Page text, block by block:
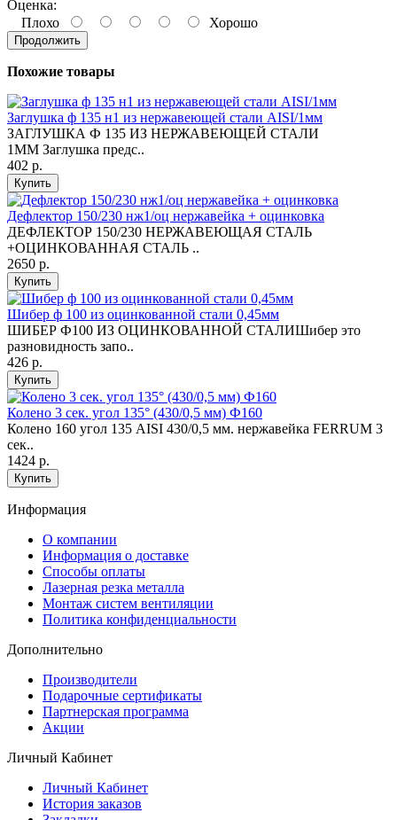
Оценка:
Плохо
Хорошо
Продолжить
Похожие товары
Заглушка ф 135 н1 из нержавеющей стали AISI/1мм
ЗАГЛУШКА Ф 135 ИЗ НЕРЖАВЕЮЩЕЙ СТАЛИ
1ММ Заглушка предс..
402 р.
Купить
Дефлектор 150/230 нж1/оц нержавейка + оцинковка
ДЕФЛЕКТОР 150/230 НЕРЖАВЕЮЩАЯ СТАЛЬ
+ОЦИНКОВАННАЯ СТАЛЬ ..
2650 р.
Купить
Шибер ф 100 из оцинкованной стали 0,45мм
ШИБЕР Ф100 ИЗ ОЦИНКОВАННОЙ СТАЛИШибер это
разновидность запо..
426 р.
Купить
Колено 3 сек. угол 135° (430/0,5 мм) Ф160
Колено 160 угол 135 AISI 430/0,5 мм. нержавейка FERRUM 3
сек..
1424 р.
Купить
Информация
O компании
Информация о доставке
Способы оплаты
Лазерная резка металла
Монтаж систем вентиляции
Политика конфиденциальности
Дополнительно
Производители
Подарочные сертификаты
Партнерская программа
Акции
Личный Кабинет
Личный Кабинет
История заказов